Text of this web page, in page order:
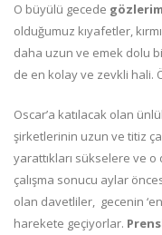
O büyülü gecede
olduğumuz kıyafetler,
daha uzun ve emek dolu
de en kolay ve zevkli hali.
Oscar’a katılacak olan
şirketlerinin uzun ve titiz
yarattıkları sükselere ve
çalışma sonucu aylar
olan davetliler, gecenin
harekete geçiyorlar.